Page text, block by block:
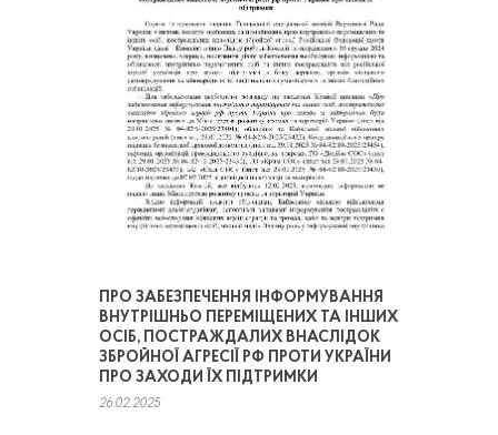
ПРО ЗАБЕЗПЕЧЕННЯ ІНФОРМУВАННЯ
ВНУТРІШНЬО ПЕРЕМІЩЕНИХ ТА ІНШИХ
ОСІБ, ПОСТРАЖДАЛИХ ВНАСЛІДОК
ЗБРОЙНОЇ АГРЕСІЇ РФ ПРОТИ УКРАЇНИ
ПРО ЗАХОДИ ЇХ ПІДТРИМКИ
26.02.2025